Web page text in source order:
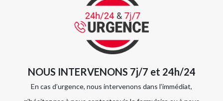
NOUS INTERVENONS 7j/7 et 24h/24
En cas d’urgence, nous intervenons dans l’immédiat,